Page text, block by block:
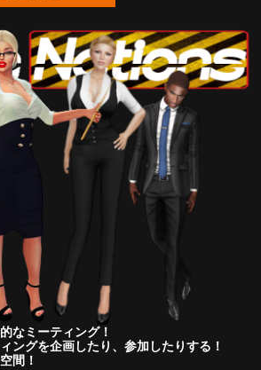
なミーティング！
ングを企画したり、参加したりする！
間！